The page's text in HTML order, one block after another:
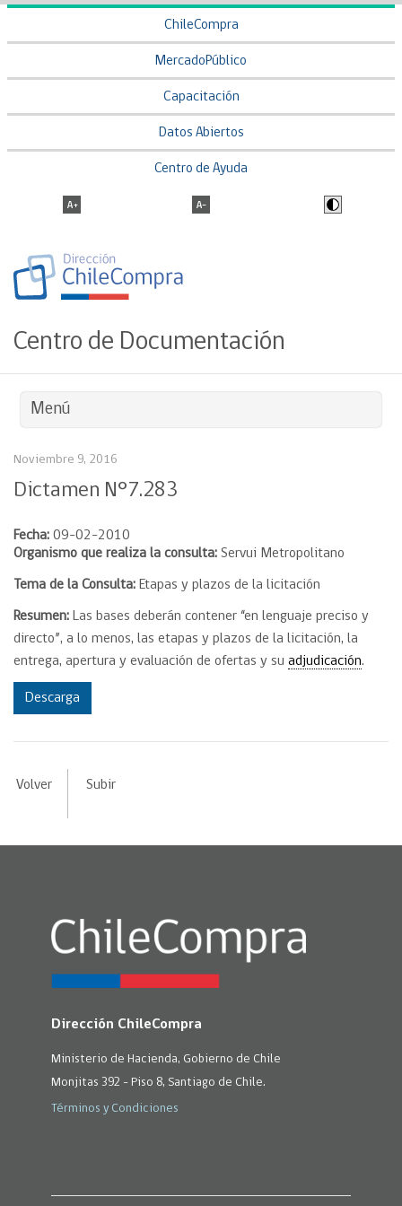
ChileCompra
MercadoPúblico
Capacitación
Datos Abiertos
Centro de Ayuda
Centro de Documentación
Menú
Noviembre 9, 2016
Dictamen N°7.283
Fecha: 09-02-2010
Organismo que realiza la consulta: Servui Metropolitano
Tema de la Consulta: Etapas y plazos de la licitación
Resumen: Las bases deberán contener “en lenguaje preciso y
directo”, a lo menos, las etapas y plazos de la licitación, la
entrega, apertura y evaluación de ofertas y su adjudicación.
Descarga
Volver Subir
Dirección ChileCompra
Ministerio de Hacienda, Gobierno de Chile
Monjitas 392 - Piso 8, Santiago de Chile.
Términos y Condiciones